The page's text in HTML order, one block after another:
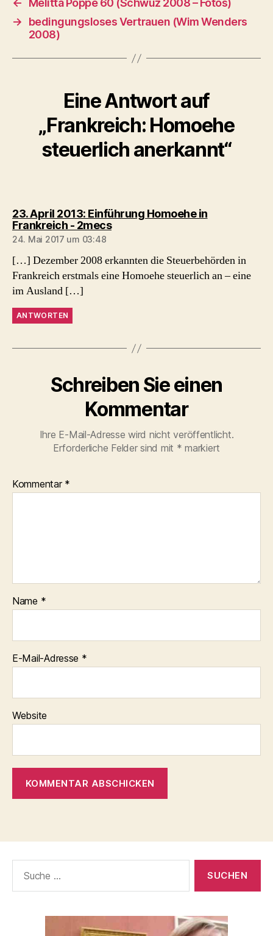
←
Melitta Poppe 60 (Schwuz 2008 – Fotos)
→
bedingungsloses Vertrauen (Wim Wenders
2008)
Eine Antwort auf
„Frankreich: Homoehe
steuerlich anerkannt“
23. April 2013: Einführung Homoehe in
Frankreich - 2mecssagt:
24. Mai 2017 um 03:48
[…] Dezember 2008 erkannten die Steuerbehörden in
Frankreich erstmals eine Homoehe steuerlich an – eine
im Ausland […]
ANTWORTEN
Schreiben Sie einen
Kommentar
Ihre E-Mail-Adresse wird nicht veröffentlicht.
Erforderliche Felder sind mit * markiert
Kommentar *
Name *
E-Mail-Adresse *
Website
nach: